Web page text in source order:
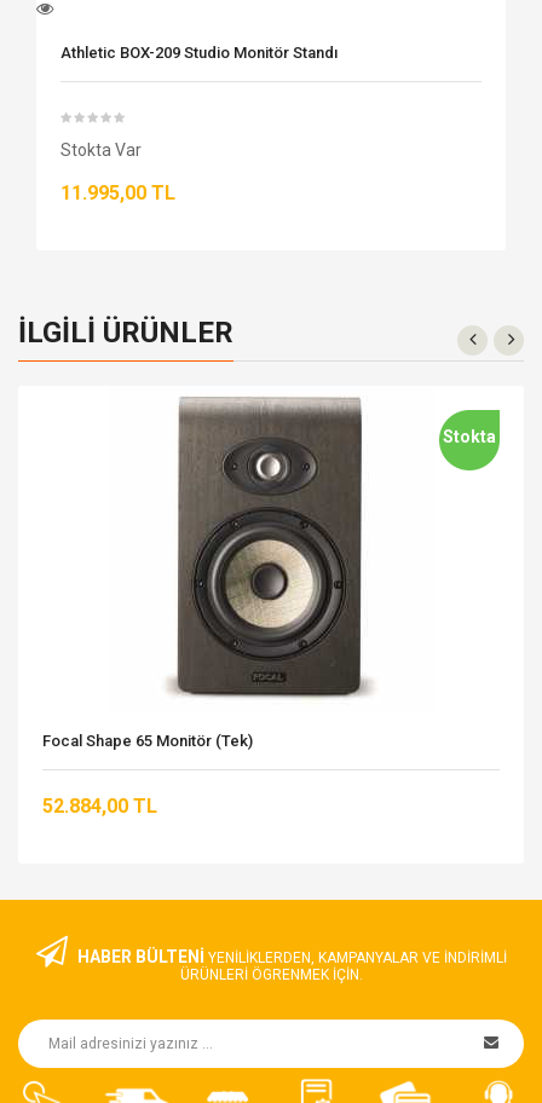
Athletic BOX-209 Studio Monitör Standı
Stokta Var
11.995,00 TL
İLGILI ÜRÜNLER
Stokta
Focal Shape 65 Monitör (Tek)
52.884,00 TL
HABER BÜLTENİ YENILIKLERDEN, KAMPANYALAR VE INDIRIMLI
ÜRÜNLERI ÖGRENMEK IÇIN.